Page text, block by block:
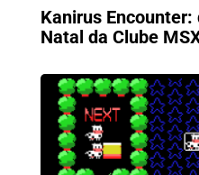
Kanirus
Natal da Clube